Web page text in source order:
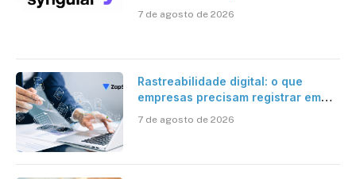
7 de agosto de 2026
Rastreabilidade digital: o que
empresas precisam registrar em
7 de agosto de 2026